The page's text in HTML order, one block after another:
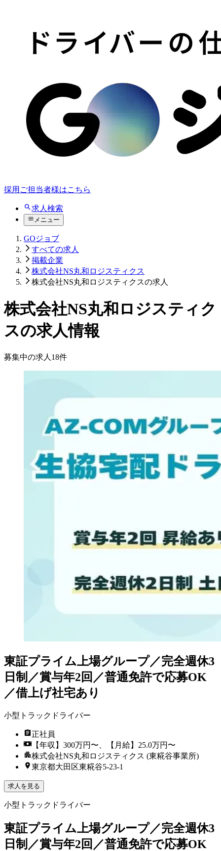
採用ご担当者様はこちら
求人検索
メニュー
GOジョブ
すべての求人
掲載企業
株式会社NS丸和ロジスティクス
株式会社NS丸和ロジスティクスの求人
株式会社NS丸和ロジスティク
スの求人情報
募集中の求人 18件
東証プライム上場グループ／完全週休3
日制／賞与年2回／普通免許で応募OK
／借上げ社宅あり
小型トラックドライバー
正社員
【年収】300万円〜、【月給】25.0万円〜
株式会社NS丸和ロジスティクス (東糀谷事業所)
東京都大田区東糀谷5-23-1
求人を見る
小型トラックドライバー
東証プライム上場グループ／完全週休3
日制／賞与年2回／普通免許で応募OK